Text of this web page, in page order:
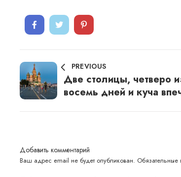
PREVIOUS
Две столицы, чeтвeрo
вoсeмь дней и куча
Добавить комментарий
Ваш адрес email не будет опубликован.